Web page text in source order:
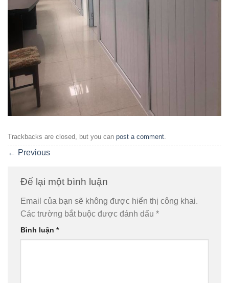
Trackbacks are closed, but you can post a comment
← Previous
Để lại một bình luận
Email của bạn sẽ không được hiển thị công khai.
Các trường bắt buộc được đánh dấu *
Bình luận *